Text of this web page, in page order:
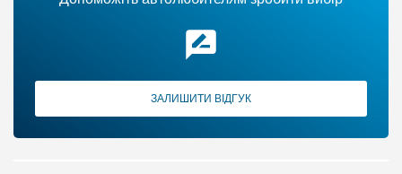
ЗАЛИШИТИ ВІДГУК